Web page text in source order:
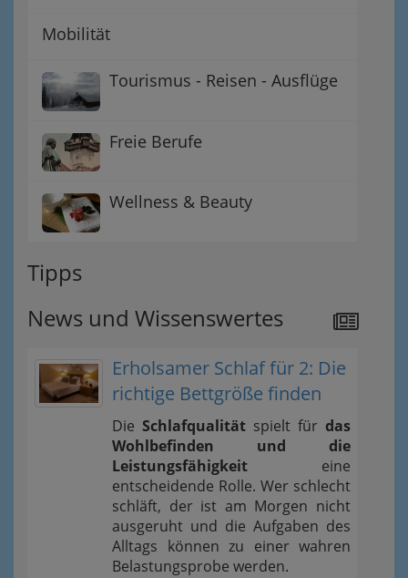
Mobilität
Tourismus - Reisen - Ausflüge
Freie Berufe
Wellness & Beauty
Tipps
News und Wissenswertes
Erholsamer Schlaf für 2: Die
richtige Bettgröße finden
Die Schlafqualität spielt für das
Wohlbefinden und die
Leistungsfähigkeit eine
entscheidende Rolle. Wer schlecht
schläft, der ist am Morgen nicht
ausgeruht und die Aufgaben des
Alltags können zu einer wahren
Belastungsprobe werden.